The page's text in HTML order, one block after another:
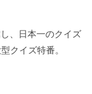
、日本一のクイズ
クイズ特番。